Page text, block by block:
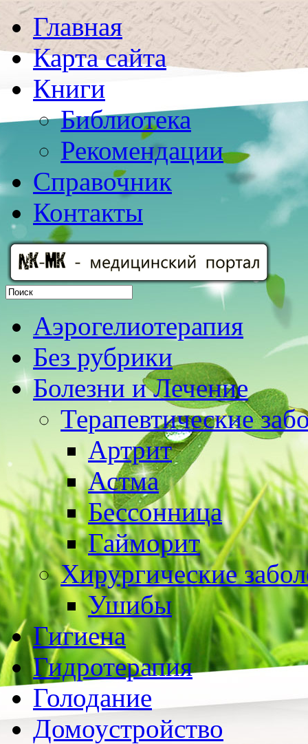
Главная
Карта сайта
Книги
Библиотека
Рекомендации
Справочник
Контакты
Аэрогелиотерапия
Без рубрики
Болезни и Лечение
Терапевтические
Артрит
Астма
Бессонница
Гайморит
Хирургические
Ушибы
Гигиена
Гидротерапия
Голодание
Домоустройство